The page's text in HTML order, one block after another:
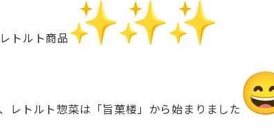
トルト商品
レトルト惣菜は「旨菓楼」 から始まりました